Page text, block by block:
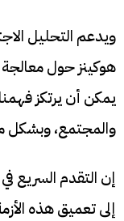
ويدعم التحليل
هوكينز حول
يمكن أن يرتكز
والمجتمع، وبشكل
إن التقدم السريع
إلى تعميق هذه